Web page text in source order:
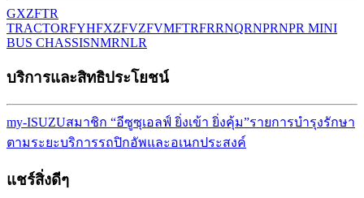
GXZFTR
TRACTORFYHFXZFVZFVMFTRFRRNQRNPRNPR MINI
BUS CHASSISNMRNLR
บริการและสิทธิประโยชน์
my-ISUZUสมาชิก “อีซูซุเอลฟ์ ยิ่งเข้า ยิ่งคุ้ม”รายการบำรุงรักษา
ตามระยะบริการรถปิกอัพและอเนกประสงค์
แชร์สิ่งดีๆ